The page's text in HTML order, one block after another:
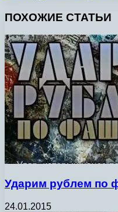
ПОХОЖИЕ СТАТЬИ
Ударим рублем по
24.01.2015